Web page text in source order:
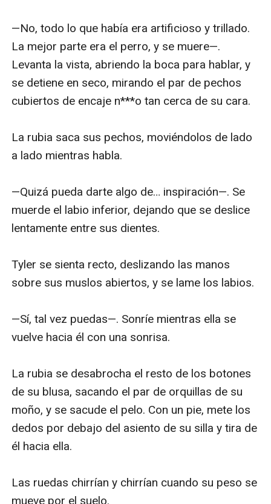
—No, todo lo que había era artificioso y trillado.
La mejor parte era el perro, y se muere—.
Levanta la vista, abriendo la boca para hablar, y
se detiene en seco, mirando el par de pechos
cubiertos de encaje n***o tan cerca de su cara.
La rubia saca sus pechos, moviéndolos de lado
a lado mientras habla.
—Quizá pueda darte algo de… inspiración—. Se
muerde el labio inferior, dejando que se deslice
lentamente entre sus dientes.
Tyler se sienta recto, deslizando las manos
sobre sus muslos abiertos, y se lame los labios.
—Sí, tal vez puedas—. Sonríe mientras ella se
vuelve hacia él con una sonrisa.
La rubia se desabrocha el resto de los botones
de su blusa, sacando el par de orquillas de su
moño, y se sacude el pelo. Con un pie, mete los
dedos por debajo del asiento de su silla y tira de
él hacia ella.
Las ruedas chirrían y chirrían cuando su peso se
mueve por el suelo.